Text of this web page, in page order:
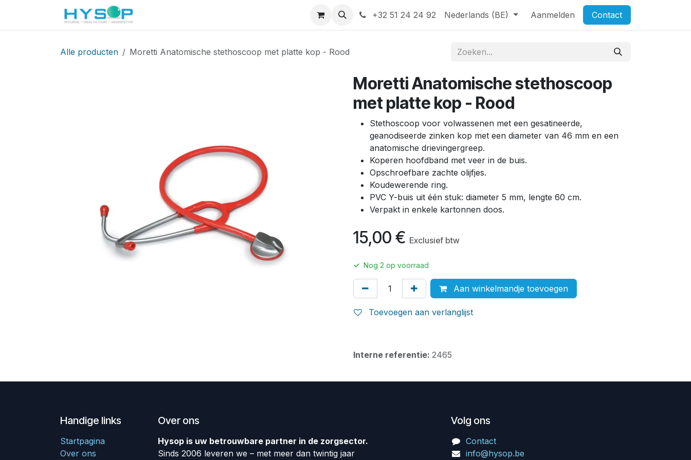
+32 51 24 24 92 Nederlands (BE) Aanmelden Contact
Alle producten Moretti Anatomische stethoscoop met platte kop - Rood
Moretti Anatomische stethoscoop
met platte kop - Rood
Stethoscoop voor volwassenen met een gesatineerde,
geanodiseerde zinken kop met een diameter van 46 mm en een
anatomische drievingergreep.
Koperen hoofdband met veer in de buis.
Opschroefbare zachte olijfjes.
Koudewerende ring.
PVC Y-buis uit één stuk: diameter 5 mm, lengte 60 cm.
Verpakt in enkele kartonnen doos.
15,00 € Exclusief btw
✓ Nog 2 op voorraad
Aan winkelmandje toevoegen
Toevoegen aan verlanglijst
Interne referentie: 2465
Handige links
Startpagina
Over ons
Over ons
Hysop is uw betrouwbare partner in de zorgsector.
Sinds 2006 leveren we – met meer dan twintig jaar
Volg ons
Contact
info@hysop.be